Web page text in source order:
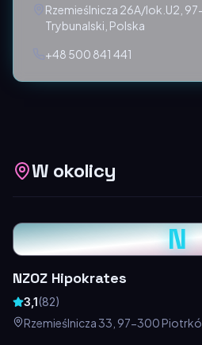
Rzemieślnicza 26A/lok.U2,
Trybunalski, Polska
+48 500 841 441
W okolicy
N
NZOZ Hipokrates
3,1(82)
Rzemieślnicza 33, 97-300